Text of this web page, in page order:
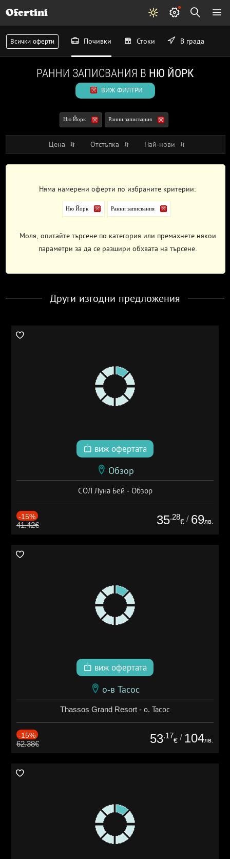
Ofertini
Всички оферти Почивки Стоки В града
РАННИ ЗАПИСВАНИЯ В НЮ ЙОРК
ВИЖ ФИЛТРИ
Ню Йорк Ранни записвания
Цена Отстъпка Най-нови
Няма намерени оферти по избраните критерии:
Ню Йорк Ранни записвания
Моля, опитайте търсене по категория или премахнете някои
параметри за да се разшири обхвата на търсене.
Други изгодни предложения
виж офертата
Обзор
СОЛ Луна Бей - Обзор
-15%
41.42€ 35.28
€ / 69лв.
виж офертата
о-в Тасос
Thassos Grand Resort - о. Тасос
-15%
62.38€ 53.17
€ / 104лв.